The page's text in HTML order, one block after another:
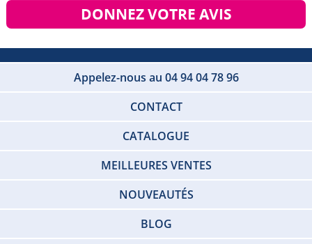
DONNEZ VOTRE AVIS
Appelez-nous au 04 94 04 78 96
CONTACT
CATALOGUE
MEILLEURES VENTES
NOUVEAUTÉS
BLOG